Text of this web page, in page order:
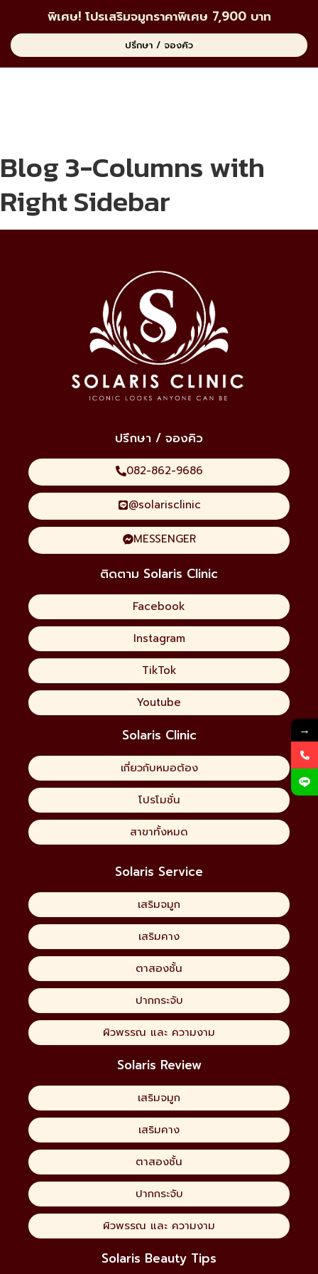
พิเศษ! โปรเสริมจมูกราคาพิเศษ 7,900 บาท
ปรึกษา / จองคิว
Blog 3-Columns with
Right Sidebar
ปรึกษา / จองคิว
082-862-9686
@solarisclinic
MESSENGER
ติดตาม Solaris Clinic
Facebook
Instagram
TikTok
Youtube
Solaris Clinic
เกี่ยวกับหมอต้อง
โปรโมชั่น
สาขาทั้งหมด
Solaris Service
เสริมจมูก
เสริมคาง
ตาสองชั้น
ปากกระจับ
ผิวพรรณ และ ความงาม
Solaris Review
เสริมจมูก
เสริมคาง
ตาสองชั้น
ปากกระจับ
ผิวพรรณ และ ความงาม
Solaris Beauty Tips
→